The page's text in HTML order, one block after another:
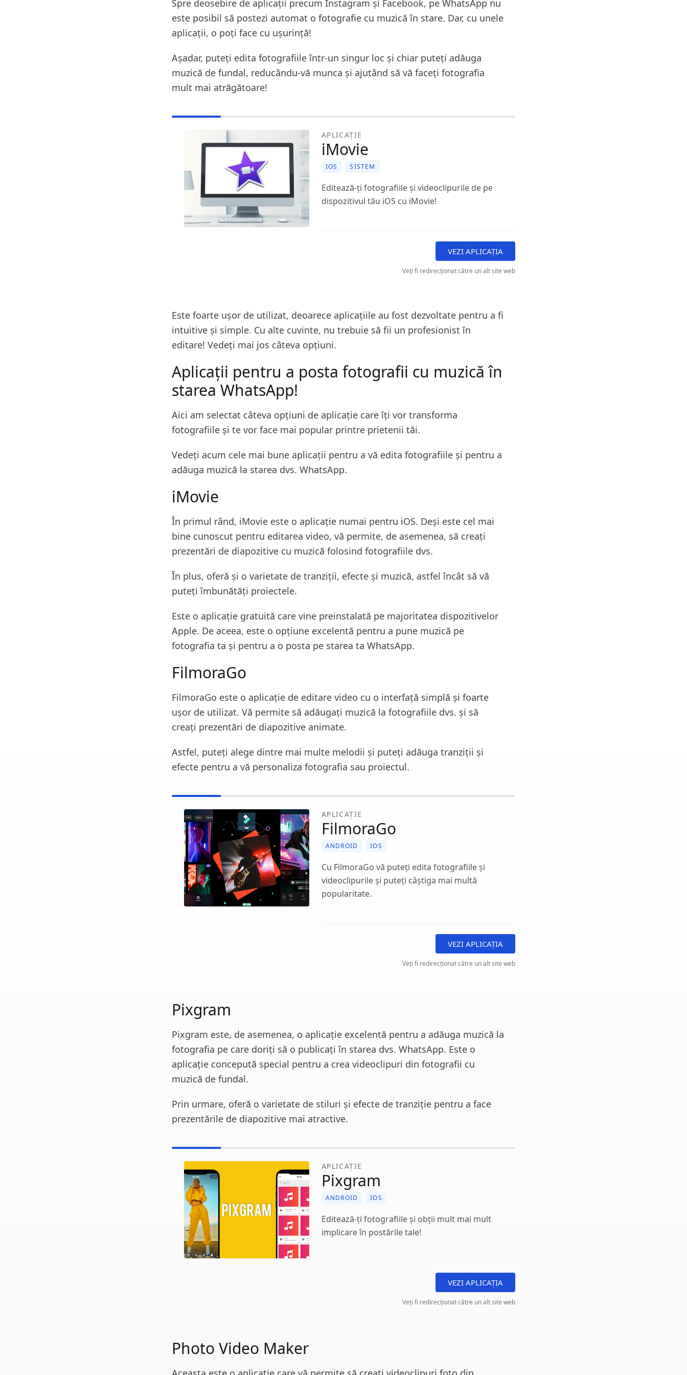
Spre deosebire de aplicații precum Instagram și Facebook, pe WhatsApp nu
este posibil să postezi automat o fotografie cu muzică în stare. Dar, cu unele
aplicații, o poți face cu ușurință!
Așadar, puteți edita fotografiile într-un singur loc și chiar puteți adăuga
muzică de fundal, reducându-vă munca și ajutând să vă faceți fotografia
mult mai atrăgătoare!
APLICAȚIE
iMovie
IOS SISTEM
Editează-ți fotografiile și videoclipurile de pe
dispozitivul tău iOS cu iMovie!
VEZI APLICAȚIA
Veți fi redirecționat către un alt site web
Este foarte ușor de utilizat, deoarece aplicațiile au fost dezvoltate pentru a fi
intuitive și simple. Cu alte cuvinte, nu trebuie să fii un profesionist în
editare! Vedeți mai jos câteva opțiuni.
Aplicații pentru a posta fotografii cu muzică în
starea WhatsApp!
Aici am selectat câteva opțiuni de aplicație care îți vor transforma
fotografiile și te vor face mai popular printre prietenii tăi.
Vedeți acum cele mai bune aplicații pentru a vă edita fotografiile și pentru a
adăuga muzică la starea dvs. WhatsApp.
iMovie
În primul rând, iMovie este o aplicație numai pentru iOS. Deși este cel mai
bine cunoscut pentru editarea video, vă permite, de asemenea, să creați
prezentări de diapozitive cu muzică folosind fotografiile dvs.
În plus, oferă și o varietate de tranziții, efecte și muzică, astfel încât să vă
puteți îmbunătăți proiectele.
Este o aplicație gratuită care vine preinstalată pe majoritatea dispozitivelor
Apple. De aceea, este o opțiune excelentă pentru a pune muzică pe
fotografia ta și pentru a o posta pe starea ta WhatsApp.
FilmoraGo
FilmoraGo este o aplicație de editare video cu o interfață simplă și foarte
ușor de utilizat. Vă permite să adăugați muzică la fotografiile dvs. și să
creați prezentări de diapozitive animate.
Astfel, puteți alege dintre mai multe melodii și puteți adăuga tranziții și
efecte pentru a vă personaliza fotografia sau proiectul.
APLICAȚIE
FilmoraGo
ANDROID IOS
Cu FilmoraGo vă puteți edita fotografiile și
videoclipurile și puteți câștiga mai multă
popularitate.
VEZI APLICAȚIA
Veți fi redirecționat către un alt site web
Pixgram
Pixgram este, de asemenea, o aplicație excelentă pentru a adăuga muzică la
fotografia pe care doriți să o publicați în starea dvs. WhatsApp. Este o
aplicație concepută special pentru a crea videoclipuri din fotografii cu
muzică de fundal.
Prin urmare, oferă o varietate de stiluri și efecte de tranziție pentru a face
prezentările de diapozitive mai atractive.
APLICAȚIE
Pixgram
ANDROID IOS
Editează-ți fotografiile și obții mult mai mult
implicare în postările tale!
VEZI APLICAȚIA
Veți fi redirecționat către un alt site web
Photo Video Maker